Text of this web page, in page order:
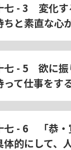
七 - 3 変化す
ちと素直な心
七 - 5 欲に振
って仕事をす
七 - 6 「恭・
体的にして、